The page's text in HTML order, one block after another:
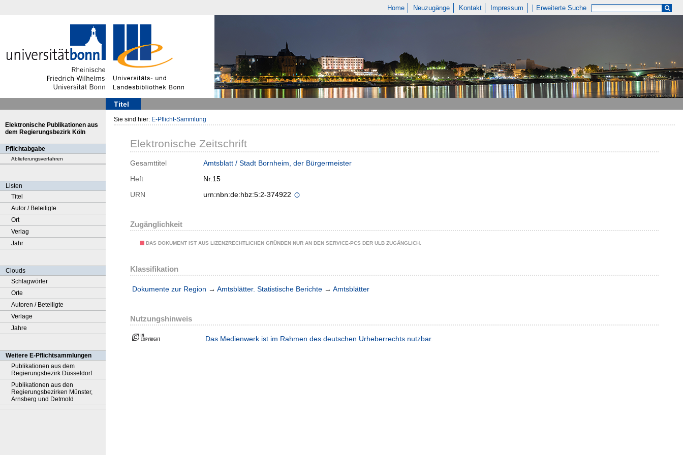
Home Neuzugänge Kontakt Impressum Erweiterte Suche
Titel
Elektronische Publikationen aus
dem Regierungsbezirk Köln
Pflichtabgabe
Ablieferungsverfahren
Listen
Titel
Autor / Beteiligte
Ort
Verlag
Jahr
Clouds
Schlagwörter
Orte
Autoren / Beteiligte
Verlage
Jahre
Weitere E-Pflichtsammlungen
Publikationen aus dem
Regierungsbezirk Düsseldorf
Publikationen aus den
Regierungsbezirken Münster,
Arnsberg und Detmold
Sie sind hier: E-Pflicht-Sammlung
Elektronische Zeitschrift
Gesamttitel
Amtsblatt / Stadt Bornheim, der Bürgermeister
Heft
Nr.15
URN
urn:nbn:de:hbz:5:2-374922
Zugänglichkeit
DAS DOKUMENT IST AUS LIZENZRECHTLICHEN GRÜNDEN NUR AN DEN SERVICE-PCS DER ULB ZUGÄNGLICH.
Klassifikation
Dokumente zur Region → Amtsblätter. Statistische Berichte → Amtsblätter
Nutzungshinweis
Das Medienwerk ist im Rahmen des deutschen Urheberrechts nutzbar.